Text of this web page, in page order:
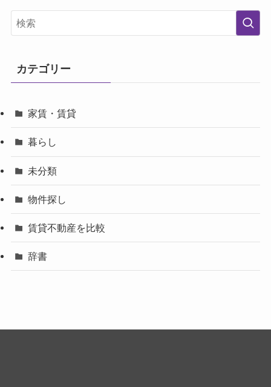
カテゴリー
家賃・賃貸
暮らし
未分類
物件探し
賃貸不動産を比較
辞書